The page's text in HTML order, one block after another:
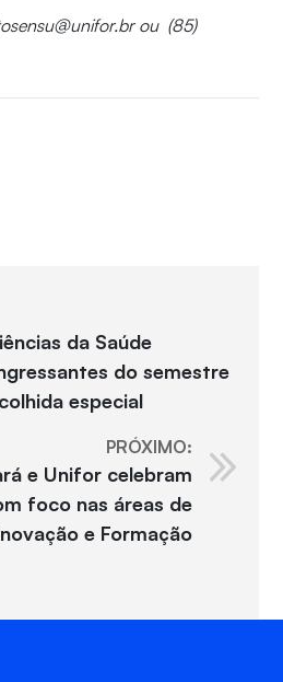
ou (85)
da Saúde
do semestre
especial
PRÓXIMO:
e Unifor celebram
foco nas áreas de
e Formação